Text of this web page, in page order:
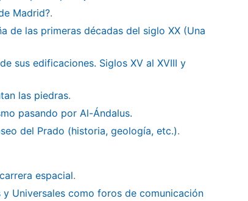
Madrid?.
de las primeras décadas del siglo XX (Una
sus edificaciones. Siglos XV al XVIII y
las piedras.
pasando por Al-Ándalus.
del Prado (historia, geología, etc.).
espacial.
Universales como foros de comunicación